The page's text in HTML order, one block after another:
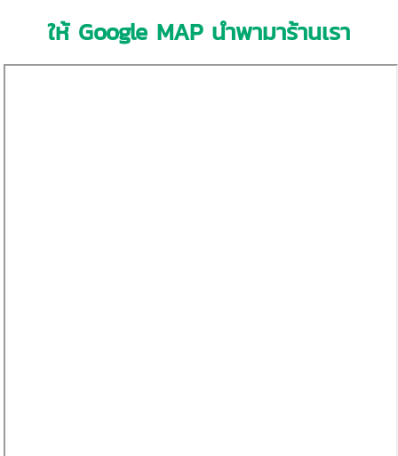
ให้ Google MAP นำพามาร้านเรา